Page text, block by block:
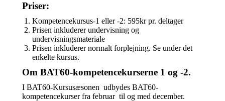
Priser:
Kompetencekursus-1 eller -2: 595kr pr. deltager
Prisen inkluderer undervisning og
undervisningsmateriale
Prisen inkluderer normalt forplejning. Se under det
enkelte kursus.
Om BAT60-kompetencekurserne 1 og -2.
I BAT60-Kursusæsonen udbydes BAT60-
kompetencekurser fra februar til og med december.